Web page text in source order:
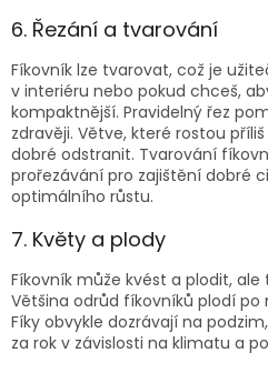
6. Řezání a tvarování
Fíkovník lze tvarovat, což je
v interiéru nebo pokud chceš,
kompaktnější. Pravidelný řez
zdravěji. Větve, které rostou
dobré odstranit. Tvarování
prořezávání pro zajištění dobré
optimálního růstu.
7. Květy a plody
Fíkovník může kvést a plodit,
Většina odrůd fíkovníků plodí
Fíky obvykle dozrávají na
za rok v závislosti na klimatu a